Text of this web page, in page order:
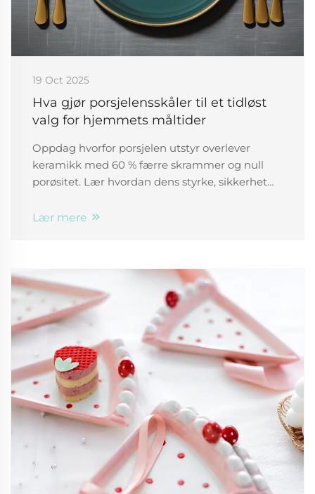
19 Oct 2025
Hva gjør porsjelensskåler til et tidløst
valg for hjemmets måltider
Oppdag hvorfor porsjelen utstyr overlever
keramikk med 60 % færre skrammer og null
porøsitet. Lær hvordan dens styrke, sikkerhet
Utforsk vitenskapen bak dens holdbarhet.
Lær mere